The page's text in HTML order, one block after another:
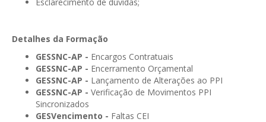
GESMarcação
GESSocial
GESSNC-AP
GESSNC-AP Reg. Completo
Detalhes da Formação
GESSNC-AP - Encargos Contratuais
GESSNC-AP - Encerramento Orçamental
GESSNC-AP - Lançamento de Alterações ao PPI
GESSNC-AP - Verificação de Movimentos PPI
Sincronizados
GESVencimento - Faltas CEI